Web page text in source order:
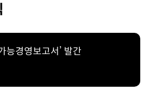
능경영보고서’ 발간